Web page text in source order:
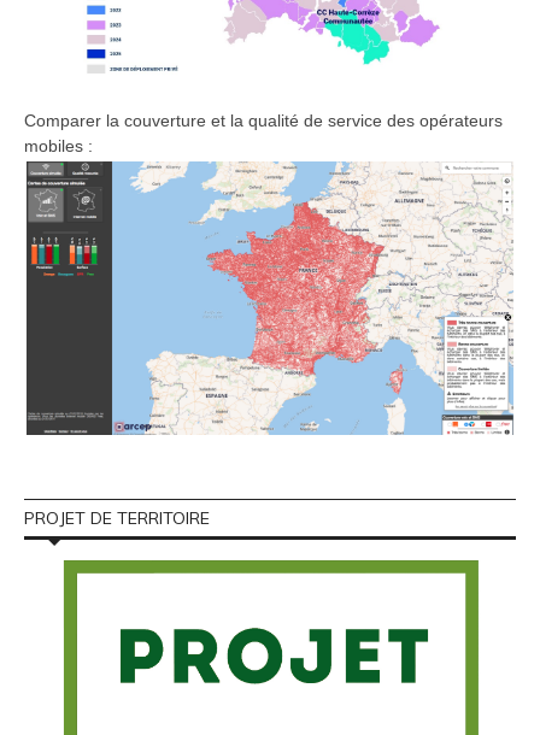
Comparer la couverture et la qualité de service des opérateurs
mobiles :
PROJET DE TERRITOIRE